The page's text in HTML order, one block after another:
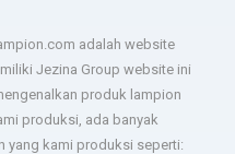
adalah website
Jezina Group website ini
produk lampion
produksi, ada banyak
yang kami produksi seperti:
agadsga weg aerg rag
- dsgfad